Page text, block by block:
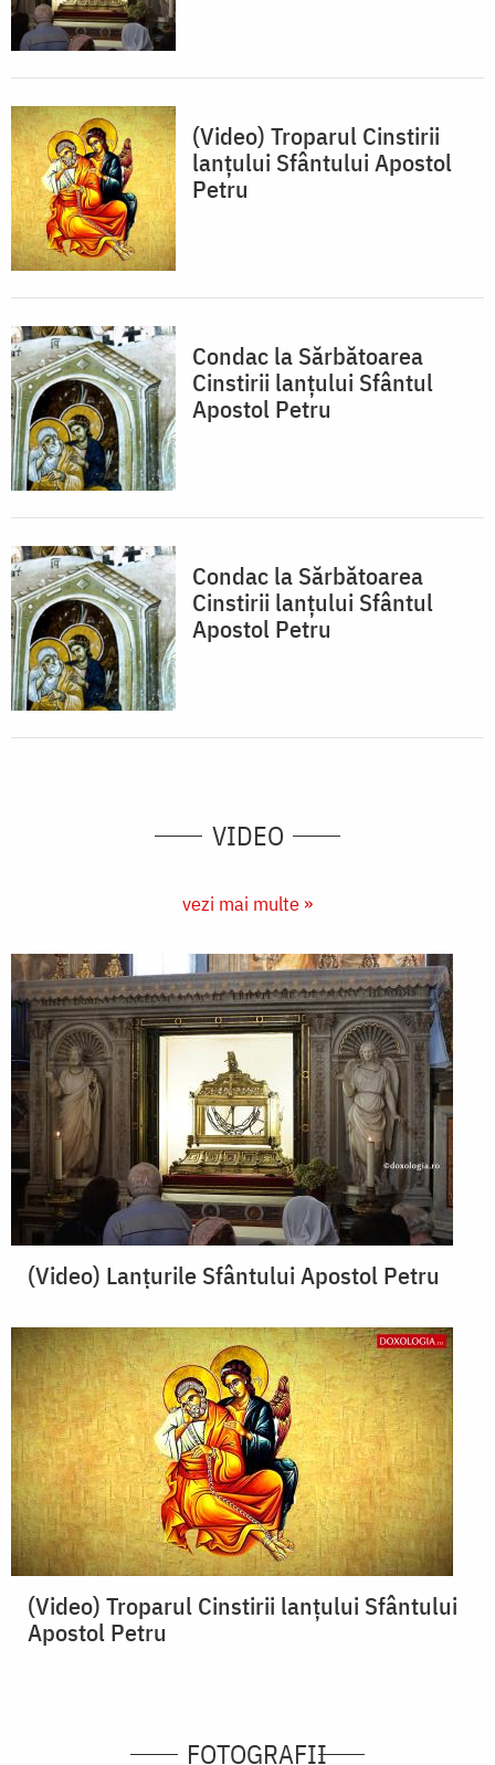
(Video) Troparul Cinstirii
lanțului Sfântului Apostol
Petru
Condac la Sărbătoarea
Cinstirii lanţului Sfântul
Apostol Petru
Condac la Sărbătoarea
Cinstirii lanţului Sfântul
Apostol Petru
VIDEO
vezi mai multe »
(Video) Lanţurile Sfântului Apostol Petru
(Video) Troparul Cinstirii lanțului Sfântului
Apostol Petru
FOTOGRAFII